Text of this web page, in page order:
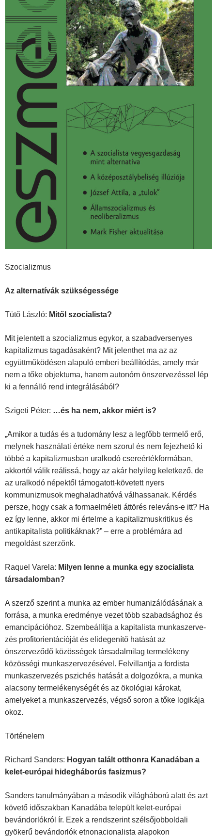
Szocializmus
Az alternatívák szükségessége
Tütő László: Mitől szocialista?
Mit jelentett a szocializmus egykor, a szabadversenyes
kapitalizmus tagadásaként? Mit jelenthet ma az az
együttműködésen alapuló emberi beállítódás, amely már
nem a tőke objektuma, hanem autonóm önszervezéssel lép
ki a fennálló rend integrálásá­ból?
Szigeti Péter: …és ha nem, akkor miért is?
„Amikor a tudás és a tudomány lesz a legfőbb termelő erő,
melynek használati értéke nem szorul és nem fejezhető ki
többé a kapitalizmusban uralkodó csereértékformá­ban,
akkortól válik reálissá, hogy az akár helyileg keletkező, de
az uralkodó népektől támogatott-követett nyers
kommunizmusok meghaladhatóvá válhassanak. Kérdés
persze, hogy csak a formaelméleti áttörés releváns-e itt? Ha
ez így lenne, akkor mi értelme a kapitalizmuskritikus és
antikapitalista politikáknak?” – erre a problémára ad
megoldást szerzőnk.
Raquel Varela: Milyen lenne a munka egy szocialista
társadalomban?
A szerző szerint a munka az ember humanizálódásának a
forrása, a munka eredménye vezet több szabadsághoz és
emancipációhoz. Szembeállítja a kapitalista munkaszerve­
zés profitorientációját és elidegenítő hatását az
önszerveződő közösségek társadalmi­lag termelékeny
közösségi munkaszervezésével. Felvillantja a fordista
munkaszervezés pszichés hatását a dolgozókra, a munka
alacsony termelékenységét és az ökológiai károkat,
amelyeket a munkaszervezés, végső soron a tőke logikája
okoz.
Történelem
Richard Sanders: Hogyan talált otthonra Kanadában a
kelet-európai hideghá­borús fasizmus?
Sanders tanulmányában a második világháború alatt és azt
követő időszakban Kanadába települt kelet-európai
bevándorlókról ír. Ezek a rendszerint szélsőjobb­oldali
gyökerű bevándorlók etnonacionalista alapokon